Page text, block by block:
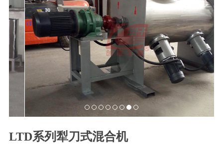
客
户
中
心
才
联
系
LTD系列犁刀式混合机